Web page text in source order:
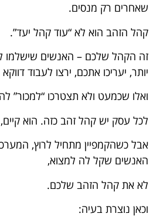
שאחרים רק מנסים.
קהל הזהב הוא לא “עוד קהל יעד”.
זה הקהל שלכם – האנשים שישלמו
יותר, יעריכו אתכם, ירצו לעבוד
ואלו שכמעט ולא תצטרכו “למכור”
לכל עסק יש קהל זהב כזה. הוא
אבל כשהקמפיין מתחיל לרוץ,
האנשים שקל לה למצוא,
לא את קהל הזהב שלכם.
וכאן נוצרת בעיה: